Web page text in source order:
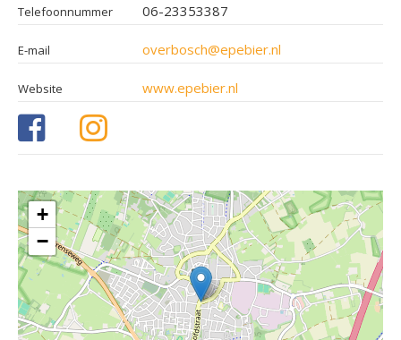
Telefoonnummer 06-23353387
E-mail overbosch@epebier.nl
Website www.epebier.nl
+
−